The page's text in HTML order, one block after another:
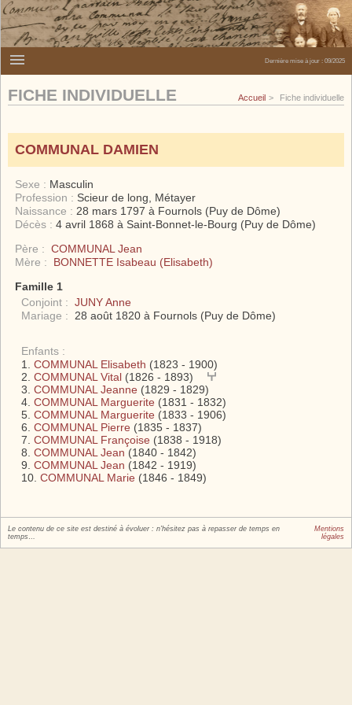
Dernière mise à jour : 09/2025
FICHE INDIVIDUELLE Accueil Fiche individuelle
COMMUNAL DAMIEN
Sexe : Masculin
Profession : Scieur de long, Métayer
Naissance : 28 mars 1797 à Fournols (Puy de Dôme)
Décès : 4 avril 1868 à Saint-Bonnet-le-Bourg (Puy de Dôme)
Père : COMMUNAL Jean
Mère :
BONNETTE Isabeau (Elisabeth)
Famille 1
Conjoint : JUNY Anne
Mariage :
28 août 1820 à Fournols (Puy de Dôme)
Enfants :
COMMUNAL Elisabeth (1823 - 1900)
COMMUNAL Vital (1826 - 1893)
COMMUNAL Jeanne (1829 - 1829)
COMMUNAL Marguerite (1831 - 1832)
COMMUNAL Marguerite (1833 - 1906)
COMMUNAL Pierre (1835 - 1837)
COMMUNAL Françoise (1838 - 1918)
COMMUNAL Jean (1840 - 1842)
COMMUNAL Jean (1842 - 1919)
COMMUNAL Marie (1846 - 1849)
Le contenu de ce site est destiné à évoluer : n'hésitez pas à repasser de temps en
temps…
Mentions
légales